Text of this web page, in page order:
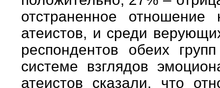
отстраненное
атеистов, и среди
респондентов обеих
системе взглядов
атеистов сказали, что